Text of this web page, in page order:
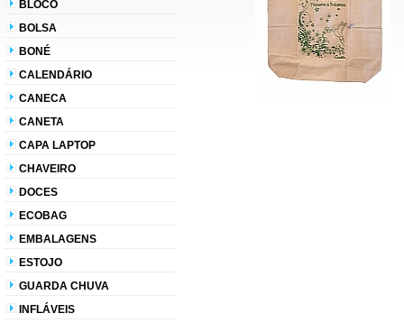
BLOCO
BOLSA
BONÉ
CALENDÁRIO
CANECA
CANETA
CAPA LAPTOP
CHAVEIRO
DOCES
ECOBAG
EMBALAGENS
ESTOJO
GUARDA CHUVA
INFLÁVEIS